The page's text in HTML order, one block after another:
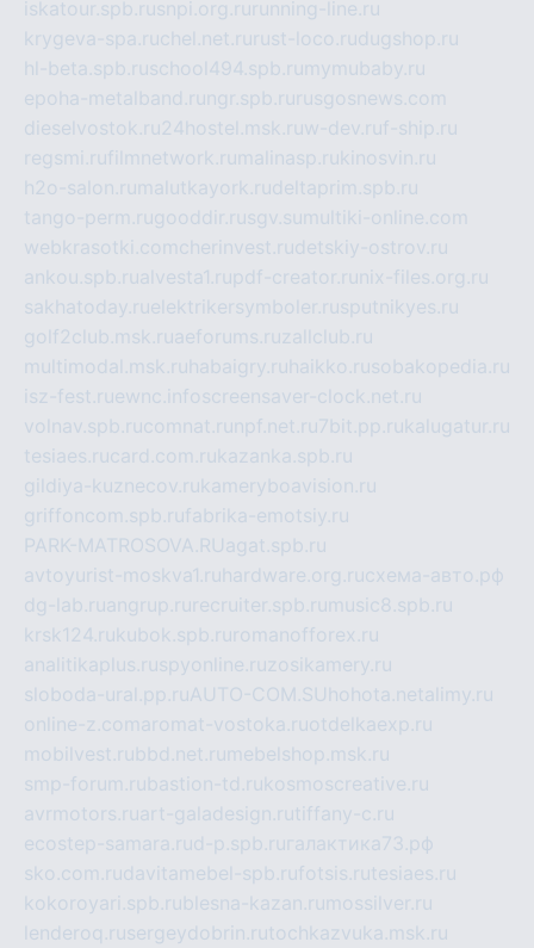
iskatour.spb.rusnpi.org.ru running-line.ru
krygeva-spa.ruchel.net.ru rust-loco.rudugshop.ru
hl-beta.spb.ruschool494.spb.ru mymubaby.ru
epoha-metalband.ru ngr.spb.ru rusgosnews.com
dieselvostok.ru24hostel.msk.ruw-dev.ruf-ship.ru
regsmi.rufilmnetwork.ru malinasp.rukinosvin.ru
h2o-salon.ru malutkayork.rudeltaprim.spb.ru
tango-perm.rugooddir.rusgv.su multiki-online.com
webkrasotki.comcherinvest.rudetskiy-ostrov.ru
ankou.spb.rualvesta1.rupdf-creator.ru nix-files.org.ru
sakhatoday.ruelektrikersymboler.rusputnikyes.ru
golf2club.msk.ruaeforums.ruzallclub.ru
multimodal.msk.ru habaigry.ru haikko.rusobakopedia.ru
isz-fest.ruewnc.infoscreensaver-clock.net.ru
volnav.spb.rucomnat.ru npf.net.ru 7bit.pp.rukalugatur.ru
tesiaes.rucard.com.rukazanka.spb.ru
gildiya-kuznecov.rukameryboavision.ru
griffoncom.spb.rufabrika-emotsiy.ru
PARK-MATROSOVA.RUagat.spb.ru
avtoyurist-moskva1.ru hardware.org.ruсхема-авто.рф
dg-lab.ruangrup.ru recruiter.spb.ru music8.spb.ru
krsk124.rukubok.spb.ru romanofforex.ru
analitikaplus.ruspyonline.ruzosikamery.ru
sloboda-ural.pp.ruAUTO-COM.SU hohota.net alimy.ru
online-z.comaromat-vostoka.ruotdelkaexp.ru
mobilvest.rubbd.net.ru mebelshop.msk.ru
smp-forum.rubastion-td.rukosmoscreative.ru
avrmotors.ruart-galadesign.rutiffany-c.ru
ecostep-samara.rud-p.spb.ru галактика73.рф
sko.com.rudavitamebel-spb.rufotsis.rutesiaes.ru
kokoroyari.spb.rublesna-kazan.ru mossilver.ru
lenderoq.rusergeydobrin.rutochkazvuka.msk.ru